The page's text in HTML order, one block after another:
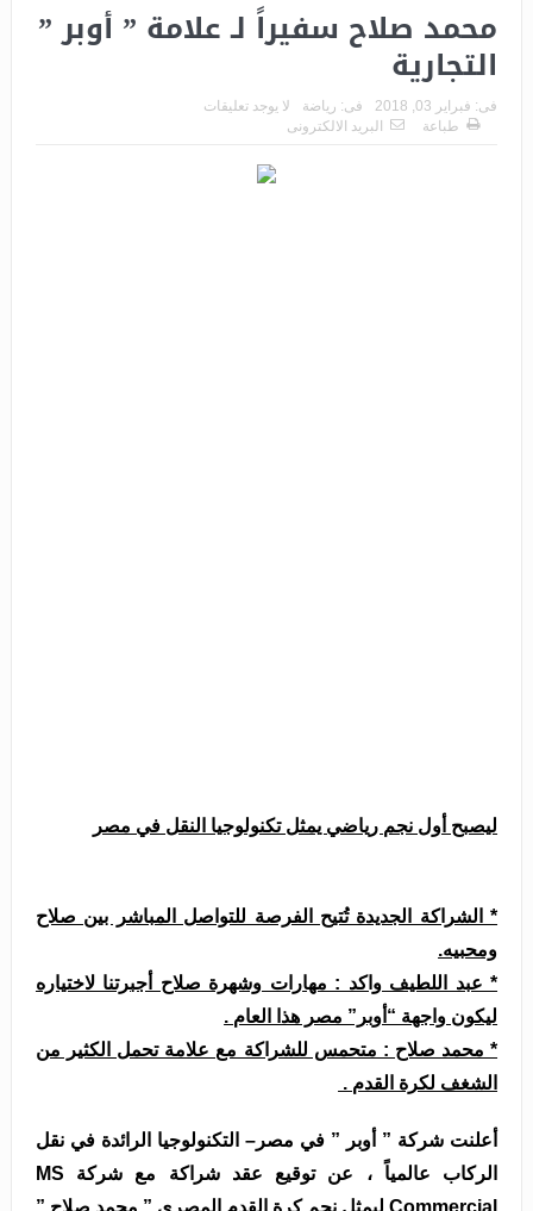
محمد صلاح سفيراً لـ علامة ” أوبر ”
التجارية
فى: فبراير 03, 2018 فى: رياضة
لا يوجد تعليقات
طباعة
البريد الالكترونى
ليصبح أول نجم رياضي يمثل تكنولوجيا النقل في مصر
* الشراكة الجديدة تُتيح الفرصة للتواصل المباشر بين صلاح
ومحبيه.
* عبد اللطيف واكد : مهارات وشهرة صلاح أجبرتنا لاختياره
ليكون واجهة “أوبر” مصر هذا العام .
* محمد صلاح : متحمس للشراكة مع علامة تحمل الكثير من
الشغف لكرة القدم .
أعلنت شركة ” أوبر ” في مصر– التكنولوجيا الرائدة في نقل
الركاب عالمياً ، عن توقيع عقد شراكة مع شركة MS